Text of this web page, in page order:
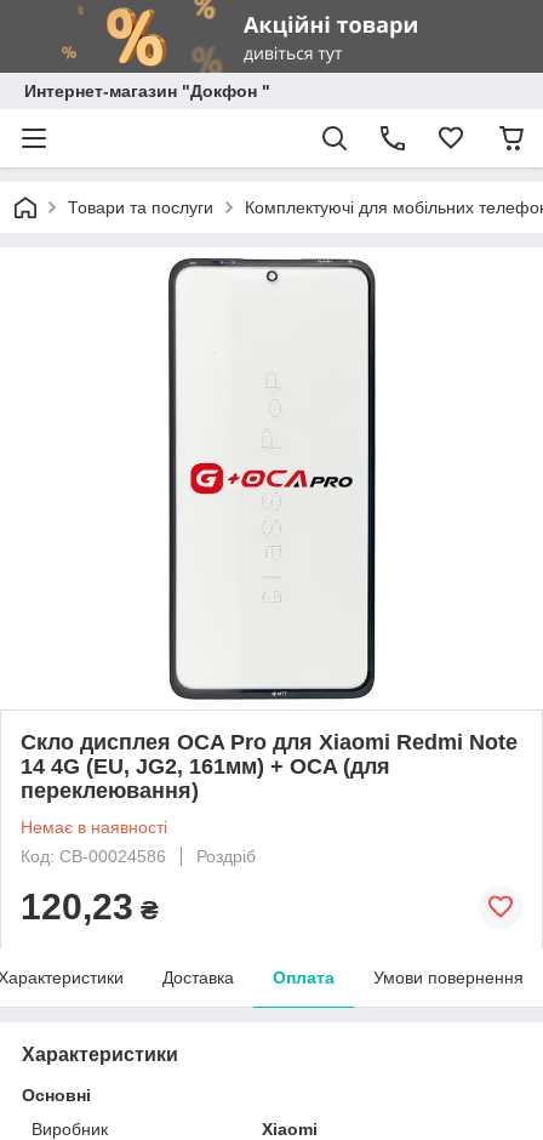
Интернет-магазин "Докфон "
Товари та послуги Комплектуючі для мобільних
Скло дисплея OCA Pro для Xiaomi Redmi Note
14 4G (EU, JG2, 161мм) + OCA (для
переклеювання)
Немає в наявності
Код: CB-00024586
Роздріб
120,23 ₴
Доставка Оплата Умови повернення
Характеристики
Основні
Виробник
Xiaomi